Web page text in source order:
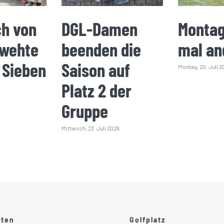
von
DGL-Damen
beenden die
Saison auf
Platz 2 der
Gruppe
Mittwoch, 22. Juli 2026
mal
Montag, 20. Juli
Golfplatz